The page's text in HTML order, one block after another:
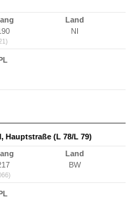
Land
NI
Hauptstraße (L 78/L 79)
Land
BW